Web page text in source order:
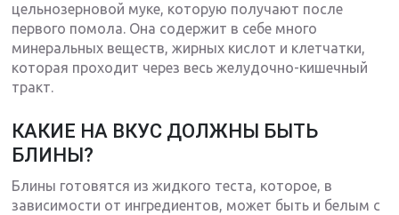
цельнозерновой муке, которую получают после
первого помола. Она содержит в себе много
минеральных веществ, жирных кислот и клетчатки,
которая проходит через весь желудочно-кишечный
тракт.
КАКИЕ НА ВКУС ДОЛЖНЫ БЫТЬ
БЛИНЫ?
Блины готовятся из жидкого теста, которое, в
зависимости от ингредиентов, может быть и белым с